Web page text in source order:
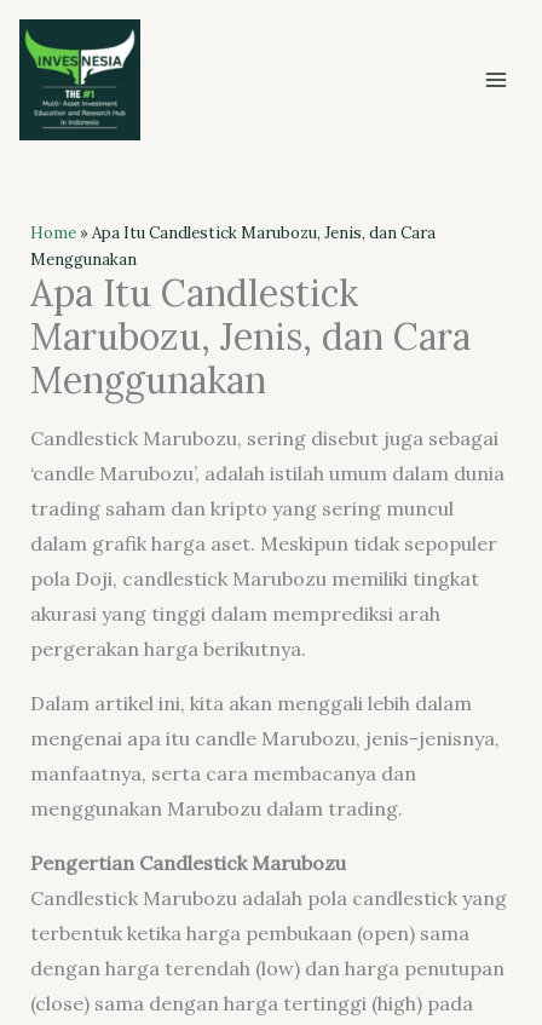
Skip
content
Home»Apa Itu Candlestick Marubozu, Jenis, dan Cara
Menggunakan
Apa Itu Candlestick
Marubozu, Jenis, dan Cara
Menggunakan
Candlestick Marubozu, sering disebut juga sebagai
‘candle Marubozu’, adalah istilah umum dalam dunia
trading saham dan kripto yang sering muncul
dalam grafik harga aset. Meskipun tidak sepopuler
pola Doji, candlestick Marubozu memiliki tingkat
akurasi yang tinggi dalam memprediksi arah
pergerakan harga berikutnya.
Dalam artikel ini, kita akan menggali lebih dalam
mengenai apa itu candle Marubozu, jenis-jenisnya,
manfaatnya, serta cara membacanya dan
menggunakan Marubozu dalam trading.
Pengertian Candlestick Marubozu
Candlestick Marubozu adalah pola candlestick yang
terbentuk ketika harga pembukaan (open) sama
dengan harga terendah (low) dan harga penutupan
(close) sama dengan harga tertinggi (high) pada